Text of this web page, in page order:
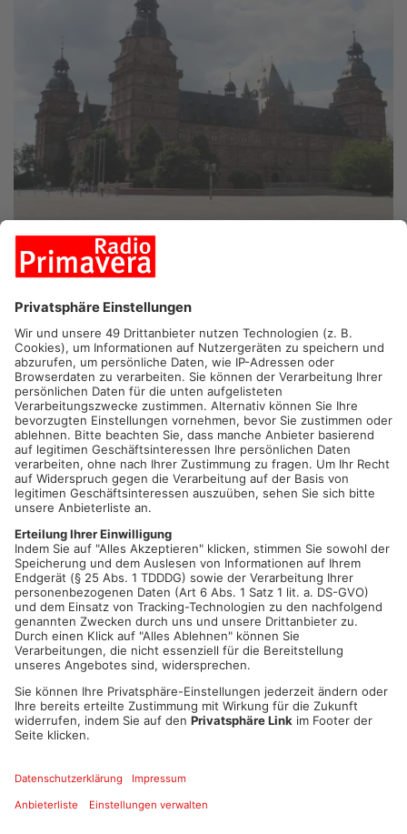
ASCHAFFENBURG.Die Sanierung des Aschaffenburger
Schlosses geht weiter. Der Haushaltsausschuss des
Euro investiert der Freistaat im Schloss, wie unsere
Landtagsabgeordneten Martina Fehlner und Prof. Dr. Winfried
Bausback bekannt gaben. Die Haustechnik im Schloss
Johannisburg ist als nächstes dran. Die stammt zum Teil noch
aus den Sechziger Jahren. Außerdem soll der Schlossinnenhof
neu gestaltet werden - auch im Hinblick auf Barrierefreiheit.
Die als erstes in Angriff genommene Sanierung der
Außenfassaden soll noch im Frühjahr beendet sein.
„Das Schloss steht wie kein anderes Bauwerk für unsere Stadt
und das historische Kulturerbe der Region. Es ist als
Renaissancebau, der kurz vor dem 30jährigen Krieg
fertiggestellt wurde, ein Denkmal von europäischem Rang. Mit
der umfangreichen Sanierung wird das Denkmal mit seinen
vielfältigen Nutzungen nachhaltig für die Zukunft gesichert.“ so
der Landtagsabgeordnete, Winfried Bausback. Martina Fehlner,
die in der letzten Legislaturperiode des Landtags Mitglied im
Ausschuss Wissenschaft und Kunst war, freut sich über die
jetzt beschlossenen Zuschüsse: „Es ist wichtig, dass die
Sanierung des Schlosses nun zügig weiter vorangehen kann.“
Das Schloss Johannisburg wurde zwischen 1605 und 1614 in
Aschaffenburg am Main errichtet und gehört zu den
bedeutendsten Renaissance-Schlossbauten Deutschlands.